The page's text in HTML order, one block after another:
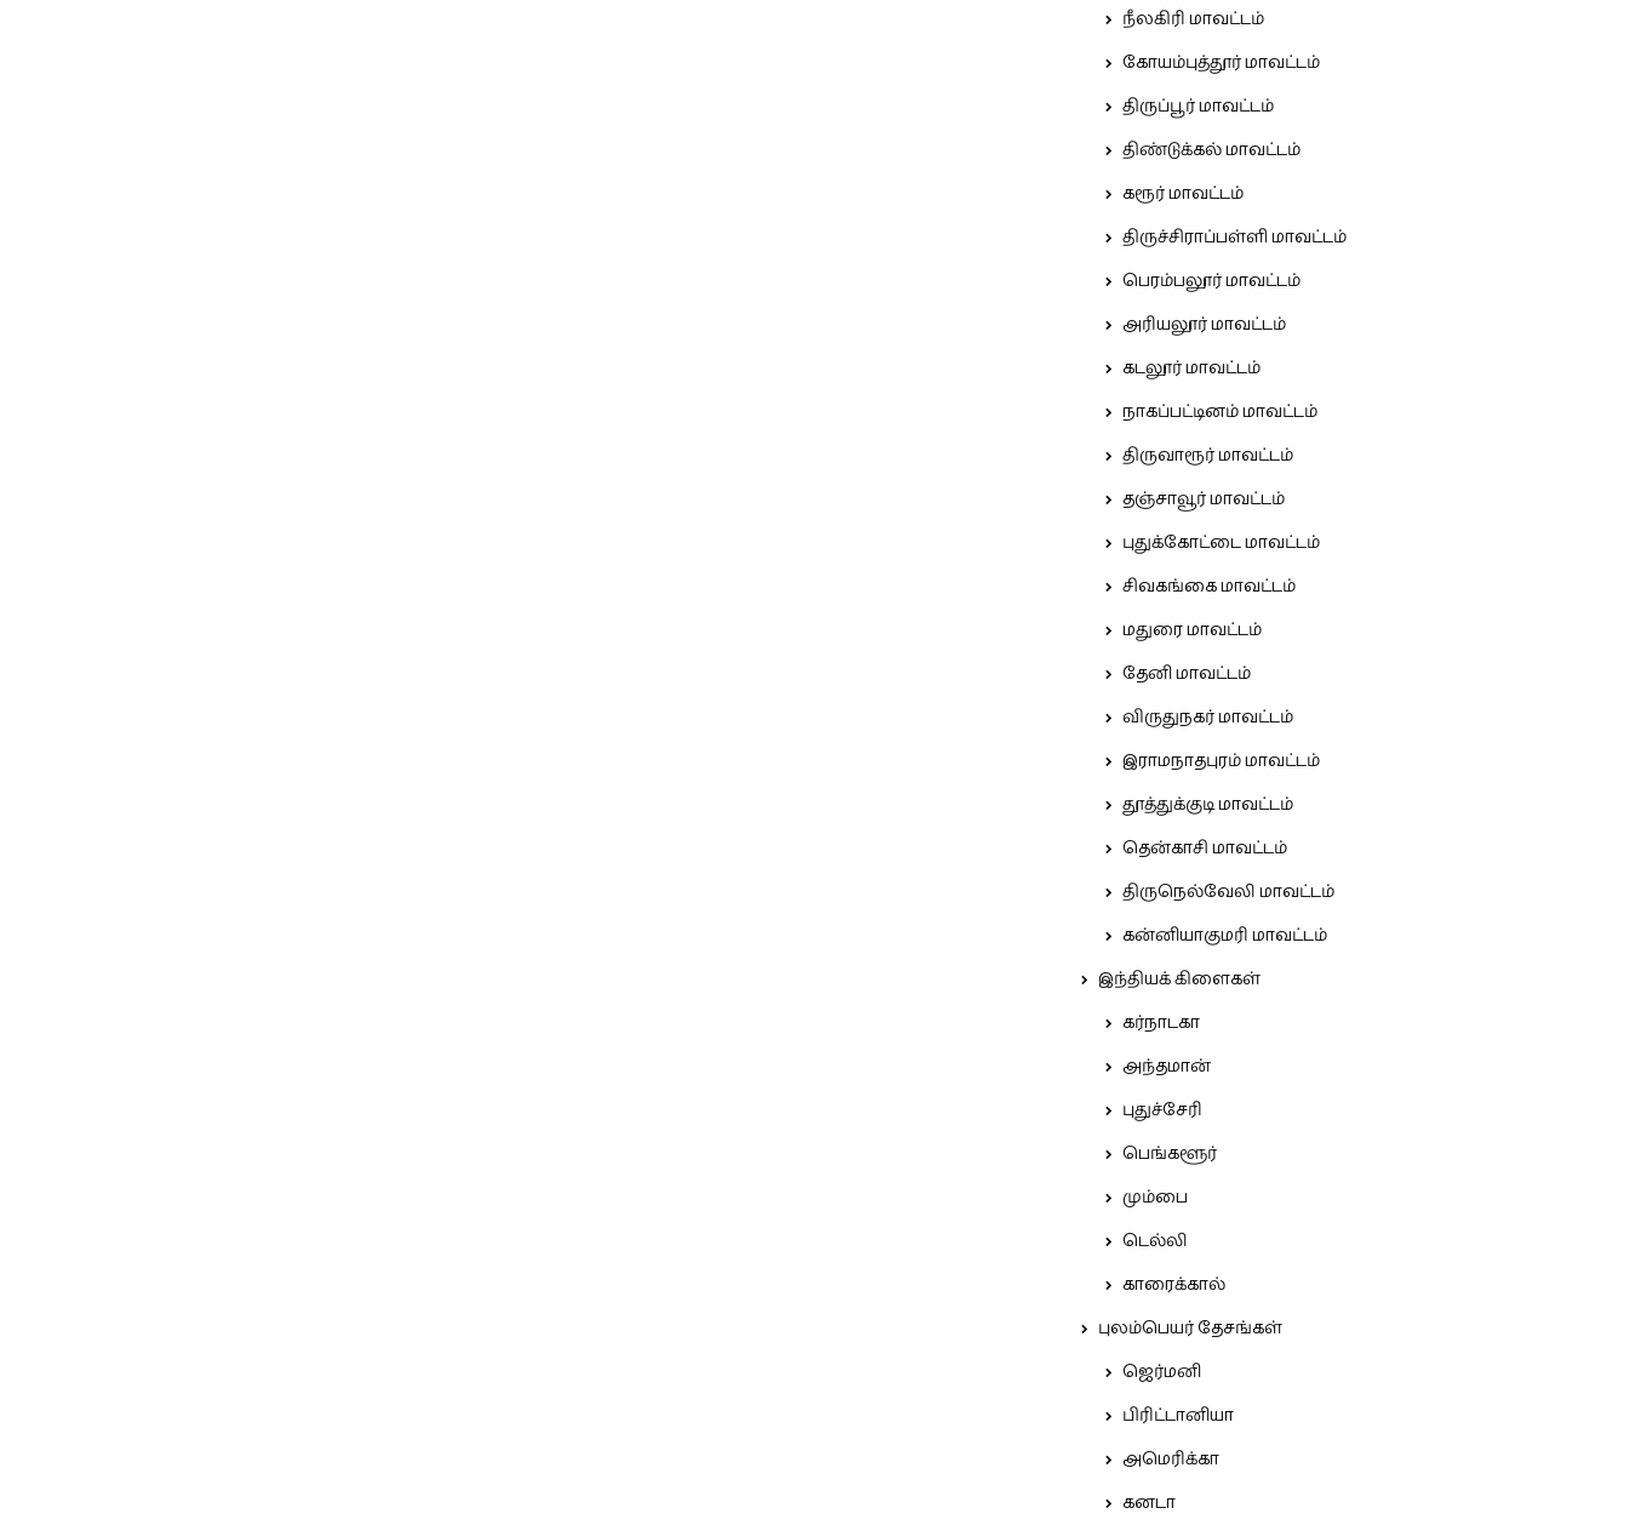
நீலகிரி மாவட்டம்
கோயம்புத்தூர் மாவட்டம்
திருப்பூர் மாவட்டம்
திண்டுக்கல் மாவட்டம்
கரூர் மாவட்டம்
திருச்சிராப்பள்ளி மாவட்டம்
பெரம்பலூர் மாவட்டம்
அரியலூர் மாவட்டம்
கடலூர் மாவட்டம்
நாகப்பட்டினம் மாவட்டம்
திருவாரூர் மாவட்டம்
தஞ்சாவூர் மாவட்டம்
புதுக்கோட்டை மாவட்டம்
சிவகங்கை மாவட்டம்
மதுரை மாவட்டம்
தேனி மாவட்டம்
விருதுநகர் மாவட்டம்
இராமநாதபுரம் மாவட்டம்
தூத்துக்குடி மாவட்டம்
தென்காசி மாவட்டம்
திருநெல்வேலி மாவட்டம்
கன்னியாகுமரி மாவட்டம்
இந்தியக் கிளைகள்
கர்நாடகா
அந்தமான்
புதுச்சேரி
பெங்களூர்
மும்பை
டெல்லி
காரைக்கால்
புலம்பெயர் தேசங்கள்
ஜெர்மனி
பிரிட்டானியா
அமெரிக்கா
கனடா